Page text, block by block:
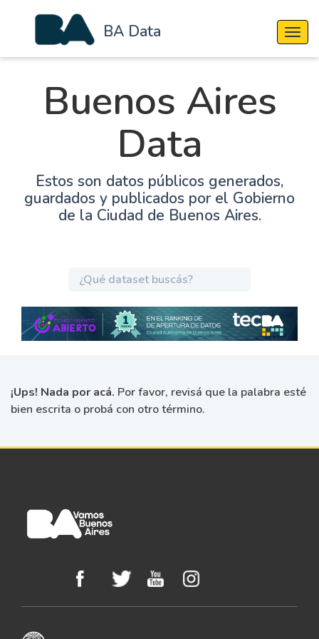
BA Data
Buenos Aires
Data
Estos son datos públicos generados,
guardados y publicados por el Gobierno
de la Ciudad de Buenos Aires.
¡Ups! Nada por acá. Por favor, revisá que la palabra esté
bien escrita o probá con otro término.